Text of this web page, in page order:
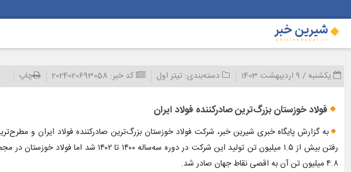
یکشنبه / 9 اردیبهشت 1403 دسته‌بندی: تیتر اول کد خبر: 2024020693058 چاپ
فولاد خوزستان بزرگ‌ترین صادرکننده فولاد ایران
به گزارش پایگاه خبری شیرین خبر، شرکت فولاد خوزستان بزرگ‌ترین صادرکننده فولاد ایران و
۴.۸ میلیون تن آن به اقصی نقاط جهان صادر شد.